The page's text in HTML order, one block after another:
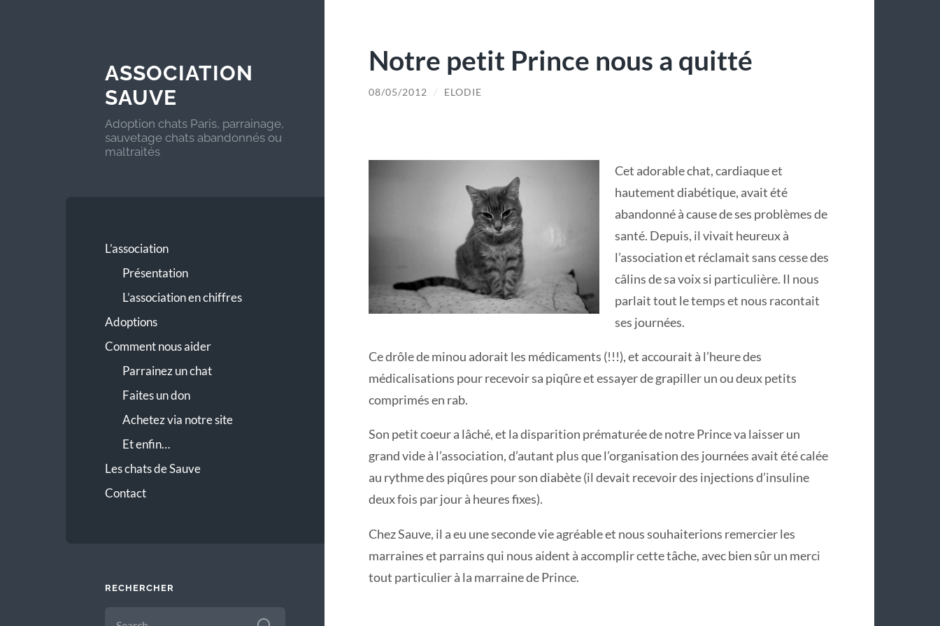
ASSOCIATION
SAUVE
Adoption chats Paris, parrainage,
sauvetage chats abandonnés ou
maltraités
L’association
Présentation
L’association en chiffres
Adoptions
Comment nous aider
Parrainez un chat
Faites un don
Achetez via notre site
Et enfin…
Les chats de Sauve
Contact
RECHERCHER
FOR:
Notre petit Prince nous a quitté
08/05/2012 / ELODIE
Cet adorable chat, cardiaque et
hautement diabétique, avait été
abandonné à cause de ses problèmes de
santé. Depuis, il vivait heureux à
l’association et réclamait sans cesse des
câlins de sa voix si particulière. Il nous
parlait tout le temps et nous racontait
ses journées.
Ce drôle de minou adorait les médicaments (!!!), et accourait à l’heure des
médicalisations pour recevoir sa piqûre et essayer de grapiller un ou deux petits
comprimés en rab.
Son petit coeur a lâché, et la disparition prématurée de notre Prince va laisser un
grand vide à l’association, d’autant plus que l’organisation des journées avait été calée
au rythme des piqûres pour son diabète (il devait recevoir des injections d’insuline
deux fois par jour à heures fixes).
Chez Sauve, il a eu une seconde vie agréable et nous souhaiterions remercier les
marraines et parrains qui nous aident à accomplir cette tâche, avec bien sûr un merci
tout particulier à la marraine de Prince.